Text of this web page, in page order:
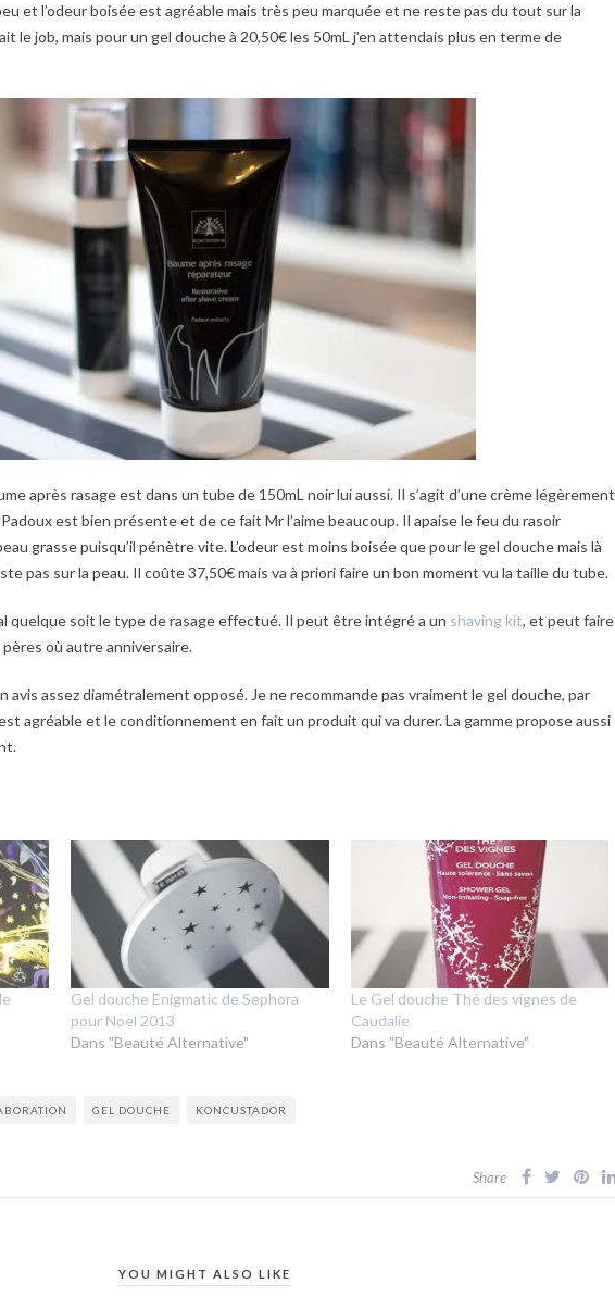
et l’odeur boisée est agréable mais très peu marquée et ne reste pas du tout sur la
le job, mais pour un gel douche à 20,50€ les 50mL j’en attendais plus en terme de
après rasage est dans un tube de 150mL noir lui aussi. Il s’agit d’une crème légèrement
est bien présente et de ce fait Mr l’aime beaucoup. Il apaise le feu du rasoir
grasse puisqu’il pénètre vite. L’odeur est moins boisée que pour le gel douche mais là
pas sur la peau. Il coûte 37,50€ mais va à priori faire un bon moment vu la taille du tube.
quelque soit le type de rasage effectué. Il peut être intégré a un shaving kit, et peut faire
où autre anniversaire.
avis assez diamétralement opposé. Je ne recommande pas vraiment le gel douche, par
agréable et le conditionnement en fait un produit qui va durer. La gamme propose aussi
Gel douche Enigmatic de Sephora
pour Noel 2013
Dans "Beauté Alternative"
Le Gel douche Thé des vignes de
Caudalie
Dans "Beauté Alternative"
GEL DOUCHE KONCUSTADOR
Share
YOU MIGHT ALSO LIKE